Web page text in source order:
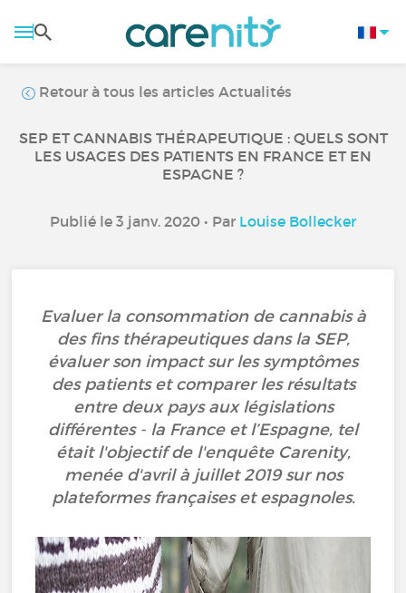
Retour à tous les articles Actualités
SEP ET CANNABIS THÉRAPEUTIQUE : QUELS SONT
LES USAGES DES PATIENTS EN FRANCE ET EN
ESPAGNE ?
Publié le 3 janv. 2020 • Par Louise Bollecker
Evaluer la consommation de cannabis à
des fins thérapeutiques dans la SEP,
évaluer son impact sur les symptômes
des patients et comparer les résultats
entre deux pays aux législations
différentes - la France et l’Espagne, tel
était l'objectif de l'enquête Carenity,
menée d'avril à juillet 2019 sur nos
plateformes françaises et espagnoles.